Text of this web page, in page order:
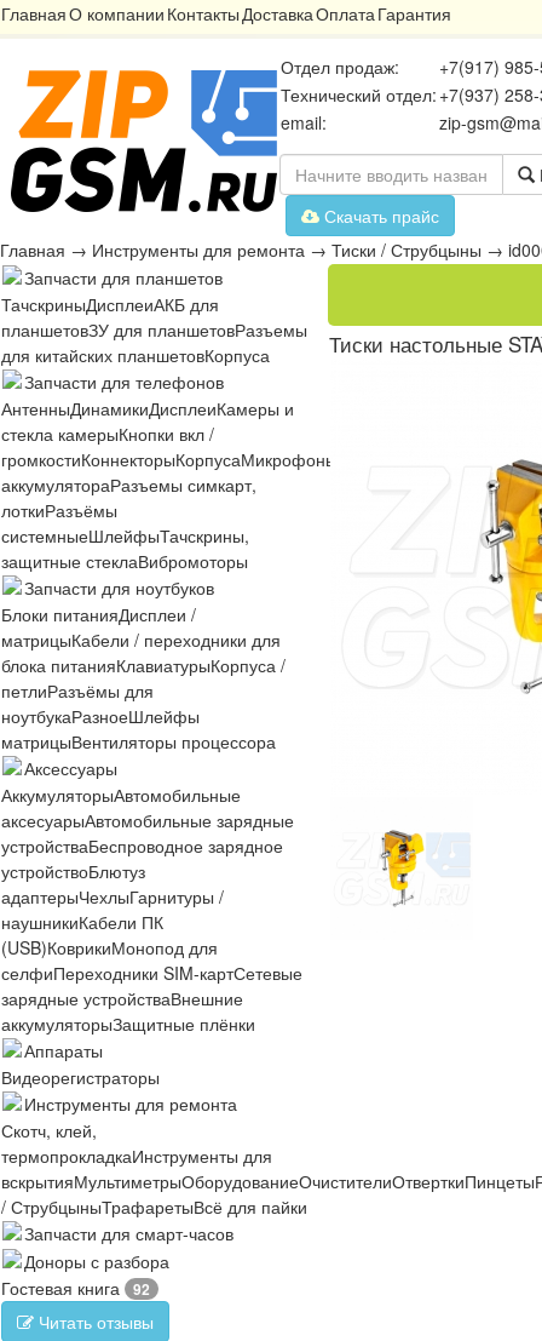
ГлавнаяО компании КонтактыДоставкаОплатаГарантия
Отдел продаж:
+7(917)
Технический отдел: +7(937)
email:
zip-
Скачать прайс
Главная → Инструменты для ремонта → Тиски / Струбцыны →
Запчасти для планшетов
ТачскриныДисплеиАКБ для
планшетовЗУ для планшетовРазъемы
для китайских планшетовКорпуса
Запчасти для телефонов
АнтенныДинамикиДисплеиКамеры и
стекла камерыКнопки вкл /
громкостиКоннекторыКорпусаМикрофоны
аккумулятораРазъемы симкарт,
лоткиРазъёмы
системныеШлейфыТачскрины,
защитные стеклаВибромоторы
Запчасти для ноутбуков
Блоки питанияДисплеи /
матрицыКабели / переходники для
блока питанияКлавиатурыКорпуса /
петлиРазъёмы для
ноутбукаРазноеШлейфы
матрицыВентиляторы процессора
Аксессуары
АккумуляторыАвтомобильные
аксесуарыАвтомобильные зарядные
устройстваБеспроводное зарядное
устройствоБлютуз
адаптерыЧехлыГарнитуры /
наушникиКабели ПК
(USB)КоврикиМонопод для
селфиПереходники SIM-картСетевые
зарядные устройстваВнешние
аккумуляторыЗащитные плёнки
Аппараты
Видеорегистраторы
Инструменты для ремонта
Скотч, клей,
термопрокладкаИнструменты для
вскрытияМультиметрыОборудованиеОчистителиОтверткиПинцеты
/ СтрубцыныТрафаретыВсё для пайки
Запчасти для смарт-часов
Доноры с разбора
Гостевая книга
92
Читать отзывы
Тиски настольные